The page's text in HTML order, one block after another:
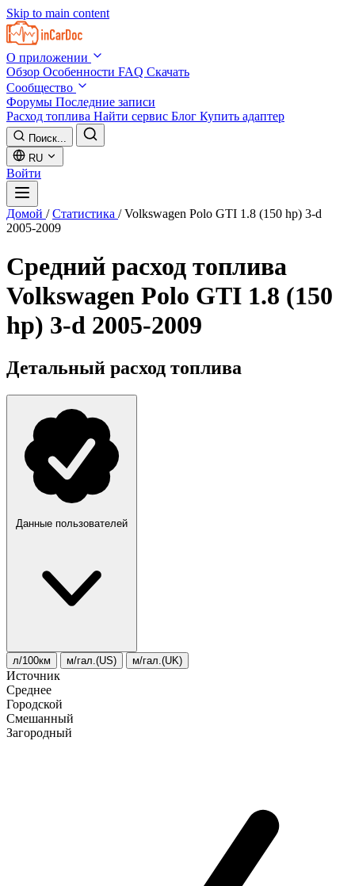
Skip to main content
О приложении
Обзор Особенности FAQ Скачать
Сообщество
Форумы Последние записи
Расход топлива Найти сервис Блог Купить адаптер
Поиск...
RU
Войти
Домой / Статистика / Volkswagen Polo GTI 1.8 (150 hp) 3-d
2005-2009
Средний расход топлива
Volkswagen Polo GTI 1.8 (150
hp) 3-d 2005-2009
Детальный расход топлива
Данные пользователей
л/100км м/гал.(US) м/гал.(UK)
Источник
Среднее
Городской
Смешанный
Загородный